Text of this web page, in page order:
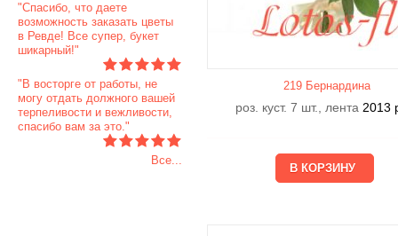
"Спасибо, что даете
возможность заказать цветы
в Ревде! Все супер, букет
шикарный!"
"В восторге от работы, не
могу отдать должного вашей
терпеливости и вежливости,
спасибо вам за это."
Все...
219 Бернардина
роз. куст. 7 шт., лента 2013